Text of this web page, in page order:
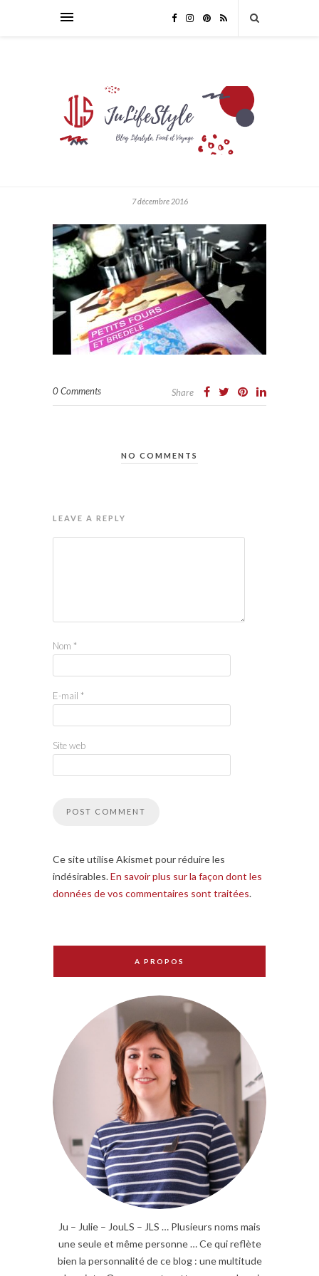
7 décembre 2016
0 Comments Share
NO COMMENTS
LEAVE A REPLY
Nom *
E-mail *
Site web
Ce site utilise Akismet pour réduire les
indésirables.En savoir plus sur la façon dont les
données de vos commentaires sont traitées.
A PROPOS
Ju – Julie – JouLS – JLS … Plusieurs noms mais
une seule et même personne … Ce qui reflète
bien la personnalité de ce blog : une multitude